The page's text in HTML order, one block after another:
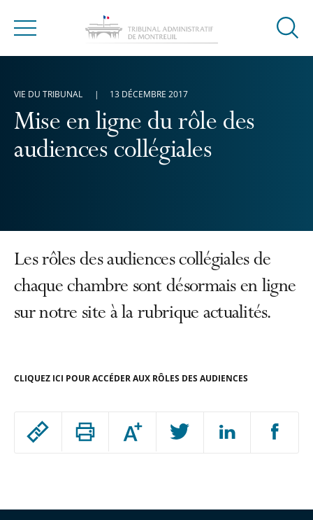
Menu
Ouvrir
Mise en ligne du rôle des
audiences collégiales
VIE DU TRIBUNAL 13 DÉCEMBRE 2017
Passer
Augmenter
ou
Les rôles des audiences collégiales de
chaque chambre sont désormais en ligne
sur notre site à la rubrique actualités.
CLIQUEZ ICI POUR ACCÉDER AUX RÔLES DES AUDIENCES